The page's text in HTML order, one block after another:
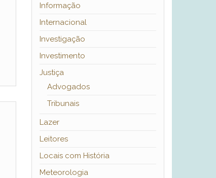
Informação
Internacional
Investigação
Investimento
Justiça
Advogados
Tribunais
Lazer
Leitores
Locais com História
Meteorologia